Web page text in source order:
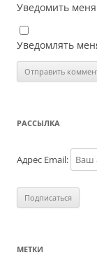
Уведомить
Уведомлять
РАССЫЛКА
Адрес Email:
МЕТКИ